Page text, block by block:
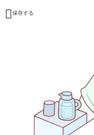
 保存する